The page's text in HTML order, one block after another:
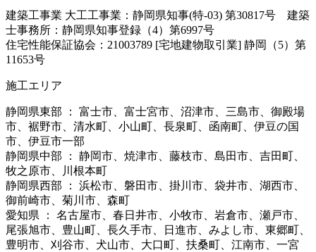
建築工事業 大工工事業：静岡県知事(特-03) 第30817号 建築
士事務所：静岡県知事登録（4）第6997号
住宅性能保証協会：21003789 [宅地建物取引業] 静岡（5）第
11653号
施工エリア
静岡県東部 ： 富士市、富士宮市、沼津市、三島市、御殿場
市、裾野市、清水町、小山町、長泉町、函南町、伊豆の国
市、伊豆市一部
静岡県中部 ： 静岡市、焼津市、藤枝市、島田市、吉田町、
牧之原市、川根本町
静岡県西部 ： 浜松市、磐田市、掛川市、袋井市、湖西市、
御前崎市、菊川市、森町
愛知県 ： 名古屋市、春日井市、小牧市、岩倉市、瀬戸市、
尾張旭市、豊山町、長久手市、日進市、みよし市、東郷町、
豊明市、刈谷市、犬山市、大口町、扶桑町、江南市、一宮